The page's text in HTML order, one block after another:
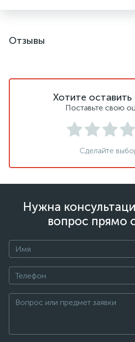
Отзывы
Хотите оставить
Поставьте свою
Сделайте
Нужна
вопрос прямо